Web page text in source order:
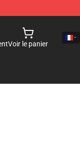
Voir le panier